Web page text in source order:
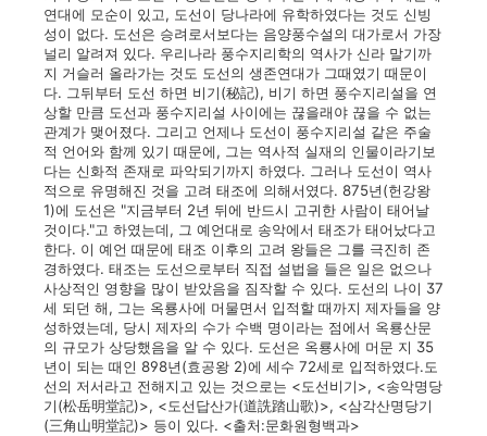
연대에 모순이 있고, 도선이 당나라에 유학하였다는 것도 신빙
성이 없다. 도선은 승려로서보다는 음양풍수설의 대가로서 가장
널리 알려져 있다. 우리나라 풍수지리학의 역사가 신라 말기까
지 거슬러 올라가는 것도 도선의 생존연대가 그때였기 때문이
다. 그뒤부터 도선 하면 비기(秘記), 비기 하면 풍수지리설을 연
상할 만큼 도선과 풍수지리설 사이에는 끊을래야 끊을 수 없는
관계가 맺어졌다. 그리고 언제나 도선이 풍수지리설 같은 주술
적 언어와 함께 있기 때문에, 그는 역사적 실재의 인물이라기보
다는 신화적 존재로 파악되기까지 하였다. 그러나 도선이 역사
적으로 유명해진 것을 고려 태조에 의해서였다. 875년(헌강왕
1)에 도선은 "지금부터 2년 뒤에 반드시 고귀한 사람이 태어날
것이다."고 하였는데, 그 예언대로 송악에서 태조가 태어났다고
한다. 이 예언 때문에 태조 이후의 고려 왕들은 그를 극진히 존
경하였다. 태조는 도선으로부터 직접 설법을 들은 일은 없으나
사상적인 영향을 많이 받았음을 짐작할 수 있다. 도선의 나이 37
세 되던 해, 그는 옥룡사에 머물면서 입적할 때까지 제자들을 양
성하였는데, 당시 제자의 수가 수백 명이라는 점에서 옥룡산문
의 규모가 상당했음을 알 수 있다. 도선은 옥룡사에 머문 지 35
년이 되는 때인 898년(효공왕 2)에 세수 72세로 입적하였다.도
선의 저서라고 전해지고 있는 것으로는 <도선비기>, <송악명당
기(松岳明堂記)>, <도선답산가(道詵踏山歌)>, <삼각산명당기
(三角山明堂記)> 등이 있다. <출처:문화원형백과>